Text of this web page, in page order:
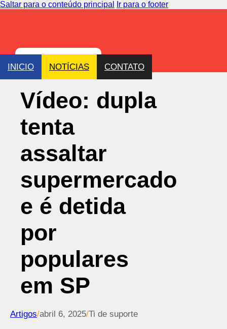
Saltar para o conteúdo principal Ir para o footer
INICIO NOTÍCIAS CONTATO
Vídeo: dupla
tenta
assaltar
supermercado
e é detida
por
populares
em SP
Artigos/abril 6, 2025/Ti de suporte